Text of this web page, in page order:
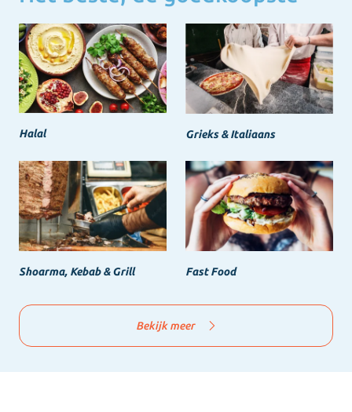
Halal Grieks & Italiaans
Shoarma, Kebab & Grill Fast Food
Bekijk meer